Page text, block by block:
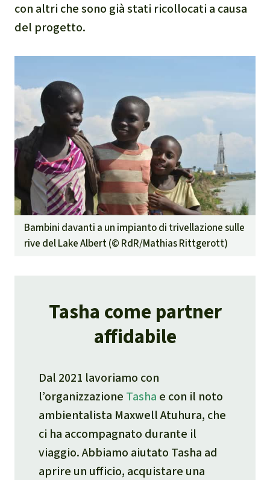
con altri che sono già stati ricollocati a causa
del progetto.
Bambini davanti a un impianto di trivellazione sulle
rive del Lake Albert (© RdR/Mathias Rittgerott)
Tasha come partner
affidabile
Dal 2021 lavoriamo con
l’organizzazione Tasha e con il noto
ambientalista Maxwell Atuhura, che
ci ha accompagnato durante il
viaggio. Abbiamo aiutato Tasha ad
aprire un ufficio, acquistare una